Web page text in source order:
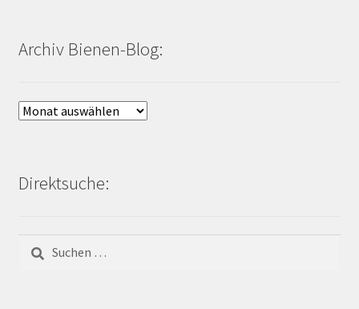
Archiv Bienen-Blog:
Archiv
Direktsuche:
Suchen
nach: